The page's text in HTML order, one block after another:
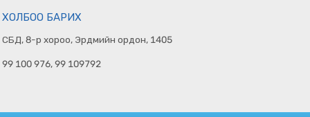
ХОЛБОО БАРИХ
СБД, 8-р хороо, Эрдмийн ордон, 1405
99 100 976, 99 109792